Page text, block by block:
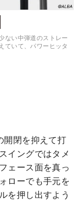
ない中弾道のストレー
ていて、パワーヒッタ
開閉を抑えて打
イングではタメ
ェース面を真っ
ローでも手元を
を押し出すよう